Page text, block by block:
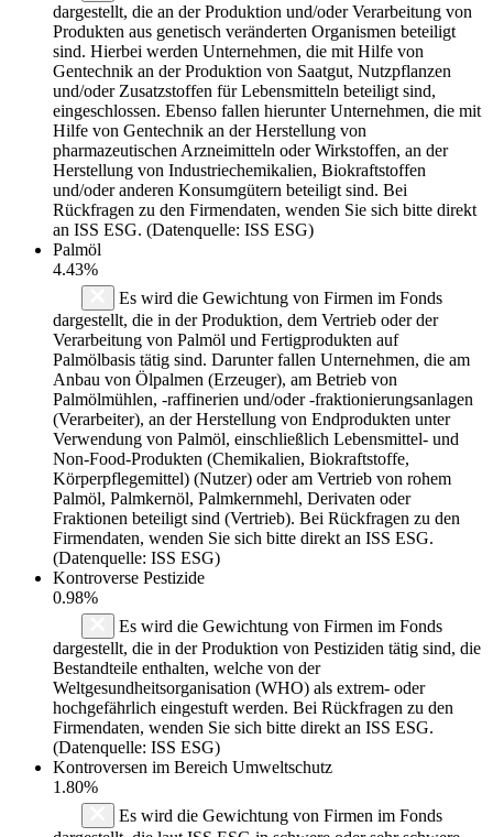
dargestellt, die an der Produktion und/oder Verarbeitung von
Produkten aus genetisch veränderten Organismen beteiligt
sind. Hierbei werden Unternehmen, die mit Hilfe von
Gentechnik an der Produktion von Saatgut, Nutzpflanzen
und/oder Zusatzstoffen für Lebensmitteln beteiligt sind,
eingeschlossen. Ebenso fallen hierunter Unternehmen, die mit
Hilfe von Gentechnik an der Herstellung von
pharmazeutischen Arzneimitteln oder Wirkstoffen, an der
Herstellung von Industriechemikalien, Biokraftstoffen
und/oder anderen Konsumgütern beteiligt sind. Bei
Rückfragen zu den Firmendaten, wenden Sie sich bitte direkt
an ISS ESG. (Datenquelle: ISS ESG)
Palmöl
4.43%
Es wird die Gewichtung von Firmen im Fonds
dargestellt, die in der Produktion, dem Vertrieb oder der
Verarbeitung von Palmöl und Fertigprodukten auf
Palmölbasis tätig sind. Darunter fallen Unternehmen, die am
Anbau von Ölpalmen (Erzeuger), am Betrieb von
Palmölmühlen, -raffinerien und/oder -fraktionierungsanlagen
(Verarbeiter), an der Herstellung von Endprodukten unter
Verwendung von Palmöl, einschließlich Lebensmittel- und
Non-Food-Produkten (Chemikalien, Biokraftstoffe,
Körperpflegemittel) (Nutzer) oder am Vertrieb von rohem
Palmöl, Palmkernöl, Palmkernmehl, Derivaten oder
Fraktionen beteiligt sind (Vertrieb). Bei Rückfragen zu den
Firmendaten, wenden Sie sich bitte direkt an ISS ESG.
(Datenquelle: ISS ESG)
Kontroverse Pestizide
0.98%
Es wird die Gewichtung von Firmen im Fonds
dargestellt, die in der Produktion von Pestiziden tätig sind, die
Bestandteile enthalten, welche von der
Weltgesundheitsorganisation (WHO) als extrem- oder
hochgefährlich eingestuft werden. Bei Rückfragen zu den
Firmendaten, wenden Sie sich bitte direkt an ISS ESG.
(Datenquelle: ISS ESG)
Kontroversen im Bereich Umweltschutz
1.80%
Es wird die Gewichtung von Firmen im Fonds